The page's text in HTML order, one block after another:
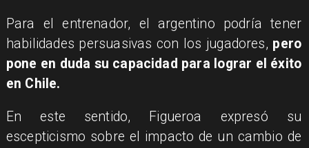
Para el entrenador, el argentino podría tener
habilidades persuasivas con los jugadores, pero
pone en duda su capacidad para lograr el éxito
en Chile.
En este sentido, Figueroa expresó su
escepticismo sobre el impacto de un cambio de